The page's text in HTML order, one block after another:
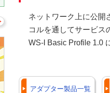
ネットワーク上に公開
コルを通してサービス
WS-I Basic Profile 1.0
アダプター製品一覧